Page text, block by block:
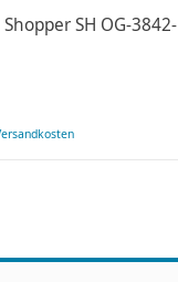
SH OG-3842-